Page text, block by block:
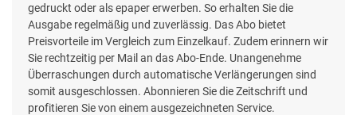
gedruckt oder als epaper erwerben. So erhalten Sie die
Ausgabe regelmäßig und zuverlässig. Das Abo bietet
Preisvorteile im Vergleich zum Einzelkauf. Zudem erinnern wir
Sie rechtzeitig per Mail an das Abo-Ende. Unangenehme
Überraschungen durch automatische Verlängerungen sind
somit ausgeschlossen. Abonnieren Sie die Zeitschrift und
profitieren Sie von einem ausgezeichneten Service.